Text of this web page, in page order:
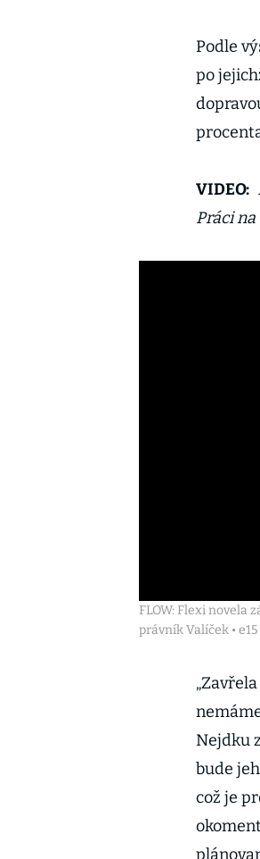
Podle
po
VIDEO:
Práci
FLOW: Flexi novela
právník Valíček • e15
Nejdku
bude
což je